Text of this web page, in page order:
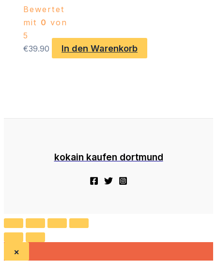
Bewertet
mit 0 von
5
€39.90 In den Warenkorb
kokain kaufen dortmund
×